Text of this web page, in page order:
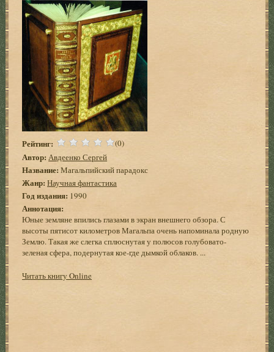
Рейтинг: (0)
Автор: Авдеенко Сергей
Название: Магальпийский парадокс
Жанр: Научная фантастика
Год издания: 1990
Аннотация:
Юные земляне впились глазами в экран внешнего обзора. С
высоты пятисот километров Магальпа очень напоминала родную
Землю. Такая же слегка сплюснутая у полюсов голубовато-
зеленая сфера, подернутая кое-где дымкой облаков. ...
Читать книгу Online